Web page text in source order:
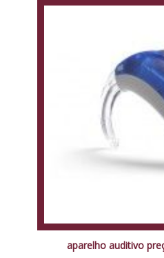
aparelho auditivo